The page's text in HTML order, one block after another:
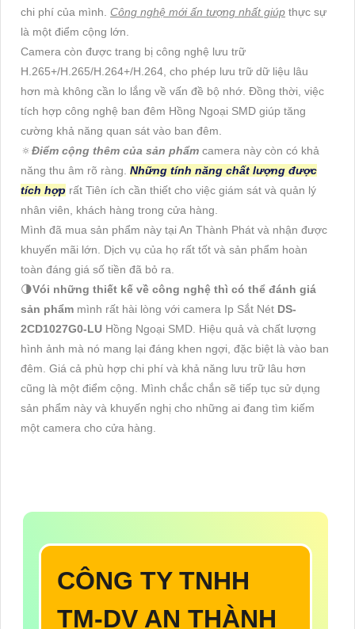
chi phí của mình. Công nghệ mới ấn tượng nhất giúp thực sự
là một điểm cộng lớn.
Camera còn được trang bị công nghệ lưu trữ
H.265+/H.265/H.264+/H.264, cho phép lưu trữ dữ liệu lâu
hơn mà không cần lo lắng về vấn đề bộ nhớ. Đồng thời, việc
tích hợp công nghệ ban đêm Hồng Ngoại SMD giúp tăng
cường khả năng quan sát vào ban đêm.
🔅Điểm cộng thêm của sản phẩm camera này còn có khả
năng thu âm rõ ràng. Những tính năng chất lượng được
tích hợp rất Tiên ích cần thiết cho việc giám sát và quản lý
nhân viên, khách hàng trong cửa hàng.
Mình đã mua sản phẩm này tại An Thành Phát và nhận được
khuyến mãi lớn. Dịch vụ của họ rất tốt và sản phẩm hoàn
toàn đáng giá số tiền đã bỏ ra.
🌗Vói những thiết kế về công nghệ thì có thể đánh giá
sản phẩm mình rất hài lòng với camera Ip Sắt Nét DS-
2CD1027G0-LU Hồng Ngoại SMD. Hiệu quả và chất lượng
hình ảnh mà nó mang lại đáng khen ngợi, đặc biệt là vào ban
đêm. Giá cả phù hợp chi phí và khả năng lưu trữ lâu hơn
cũng là một điểm cộng. Mình chắc chắn sẽ tiếp tục sử dụng
sản phẩm này và khuyến nghị cho những ai đang tìm kiếm
một camera cho cửa hàng.
CÔNG TY TNHH
TM-DV AN THÀNH